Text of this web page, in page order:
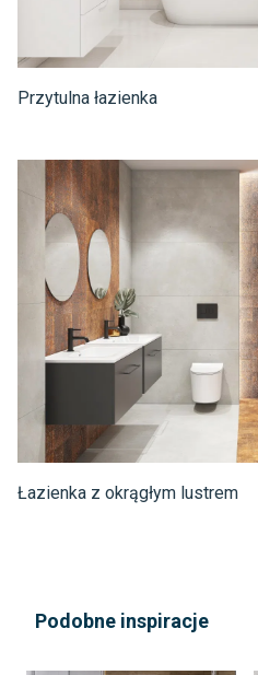
Przytulna łazienka
Łazienka z okrągłym lustrem
Podobne inspiracje